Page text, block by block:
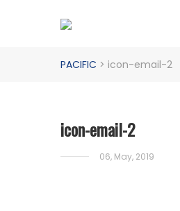
PACIFIC > icon-email-2
icon-email-2
06, May, 2019